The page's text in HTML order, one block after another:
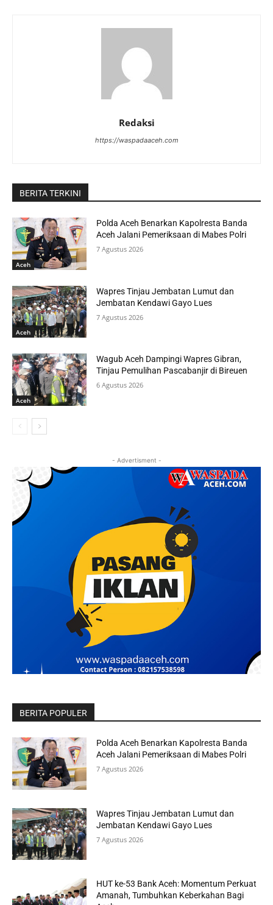
Redaksi
https://waspadaaceh.com
BERITA TERKINI
Aceh
Polda Aceh Benarkan Kapolresta Banda
Aceh Jalani Pemeriksaan di Mabes Polri
7 Agustus 2026
Aceh
Wapres Tinjau Jembatan Lumut dan
Jembatan Kendawi Gayo Lues
7 Agustus 2026
Aceh
Wagub Aceh Dampingi Wapres Gibran,
Tinjau Pemulihan Pascabanjir di Bireuen
6 Agustus 2026
- Advertisment -
BERITA POPULER
Polda Aceh Benarkan Kapolresta Banda
Aceh Jalani Pemeriksaan di Mabes Polri
7 Agustus 2026
Wapres Tinjau Jembatan Lumut dan
Jembatan Kendawi Gayo Lues
7 Agustus 2026
HUT ke-53 Bank Aceh: Momentum Perkuat
Amanah, Tumbuhkan Keberkahan Bagi